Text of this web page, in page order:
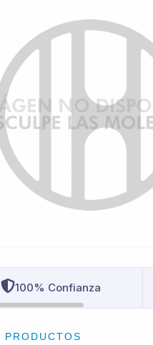
100% Confianza
PRODUCTOS